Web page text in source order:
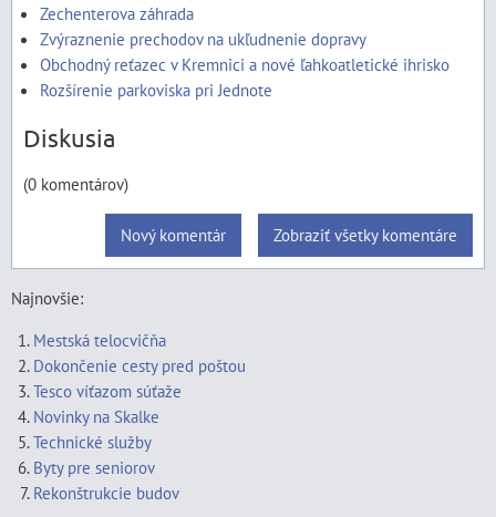
Zechenterova záhrada
Zvýraznenie prechodov na ukľudnenie dopravy
Obchodný reťazec v Kremnici a nové ľahkoatletické ihrisko
Rozšírenie parkoviska pri Jednote
Diskusia
(0 komentárov)
Zobraziť všetky komentáre
Nový komentár
Najnovšie:
Mestská telocvičňa
Dokončenie cesty pred poštou
Tesco víťazom súťaže
Novinky na Skalke
Technické služby
Byty pre seniorov
Rekonštrukcie budov